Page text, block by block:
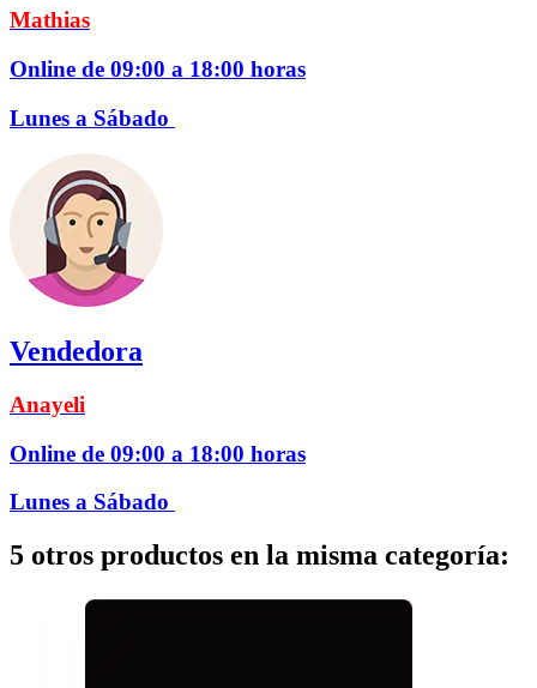
Mathias
Online de 09:00 a 18:00 horas
Lunes a Sábado
Vendedora
Anayeli
Online de 09:00 a 18:00 horas
Lunes a Sábado
5 otros productos en la misma categoría: